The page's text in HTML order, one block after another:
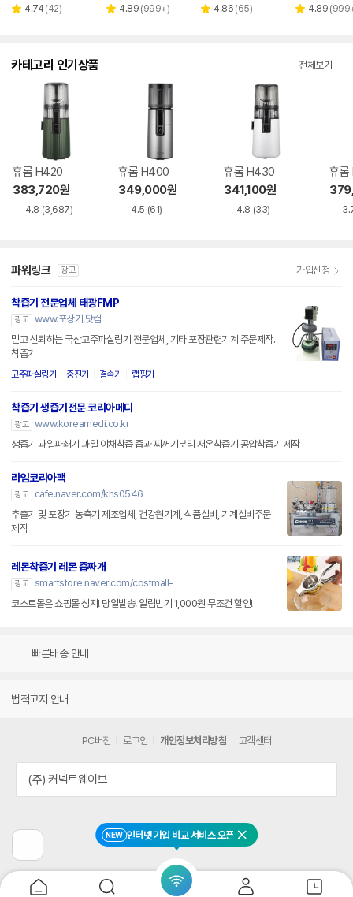
NEW 인터넷 가입 비교 서비스 오픈 닫기
별 4.74 리
(42)
별 4.89 리
(999+)
별 4.86 리
(65)
별 4.89 리
(
카테고리 인기상품 전체보기
휴롬 H420
383,720원
4.8 (3,687)
휴롬 H400
349,000원
4.5 (61)
휴롬 H430
341,100원
4.8 (33)
휴롬
파워링크 광고 가입신청
착즙기 전문업체 태광FMP
광고 www.포장기.닷컴
믿고 신뢰하는 국산고주파실링기 전문업체, 기타 포장관련기계 주문제작.
착즙기
고주파실링기 충진기 결속기 랩핑기
착즙기 생즙기전문 코리아메디
광고 www.koreamedi.co.kr
생즙기 과일파쇄기 과일 야채착즙 즙과 찌꺼기분리 저온착즙기 공압착즙기 제작
라임코리아팩
광고
cafe.naver.com/khs0546
추출기 및 포장기 농축기 제조업체, 건강원기계, 식품설비, 기계설비주문
제작
레몬착즙기 레몬 즙짜개
광고 smartstore.naver.com/costmall-
코스트몰은 쇼핑몰 성지! 당일발송! 알림받기 1,000원 무조건 할인!
빠른배송 안내
법적고지 안내
전
페
이
지
PC버전 로그인 개인정보처리방침 고객센터
(주) 커넥트웨이브